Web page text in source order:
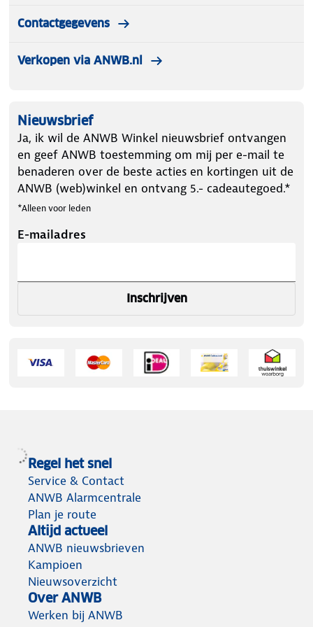
Contactgegevens
Verkopen via ANWB.nl
Nieuwsbrief
Ja, ik wil de ANWB Winkel nieuwsbrief ontvangen
en geef ANWB toestemming om mij per e-mail te
benaderen over de beste acties en kortingen uit de
ANWB (web)winkel en ontvang 5.- cadeautegoed.*
*Alleen voor leden
E-mailadres
Inschrijven
Regel het snel
Service & Contact
ANWB Alarmcentrale
Plan je route
Altijd actueel
ANWB nieuwsbrieven
Kampioen
Nieuwsoverzicht
Over ANWB
Werken bij ANWB